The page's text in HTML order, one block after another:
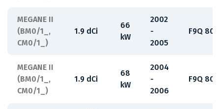
MEGANE II
(BM0/1_,
CM0/1_)
1.9 dCi
66
kW
2002
-
2005
F9Q 808
MEGANE II
(BM0/1_,
CM0/1_)
1.9 dCi
68
kW
2004
-
2006
F9Q 808